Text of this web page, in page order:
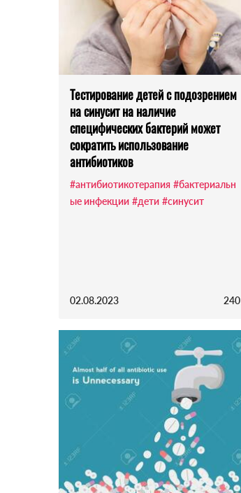
Тестирование детей с подозрением
на синусит на наличие
специфических бактерий может
сократить использование
антибиотиков
#антибиотикотерапия #бактериальн
ые инфекции #дети #синусит
02.08.2023 240